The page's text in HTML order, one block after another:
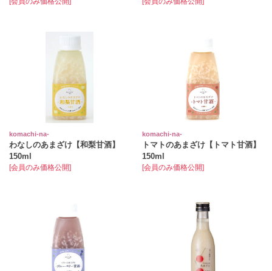
komachi‐na‐
わなしのあまざけ【和梨甘酒】
150ml
[会員のみ価格公開]
komachi‐na‐
トマトのあまざけ【トマト甘酒】
150ml
[会員のみ価格公開]